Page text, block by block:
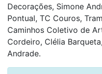
Decorações, Simone
Pontual, TC Couros,
Caminhos Coletivo de
Cordeiro, Clélia
Andrade.